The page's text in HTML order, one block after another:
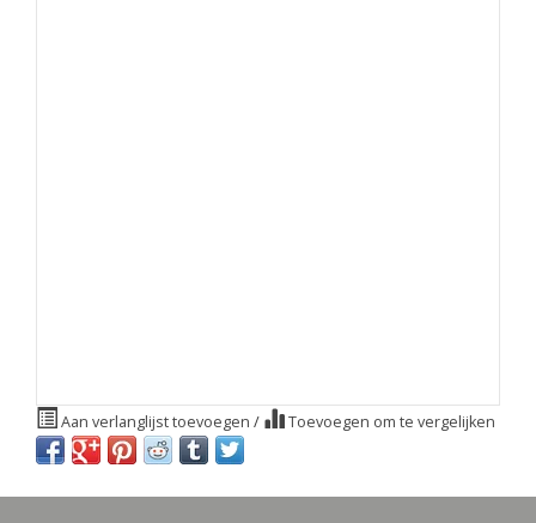
Aan verlanglijst toevoegen / Toevoegen om te vergelijken